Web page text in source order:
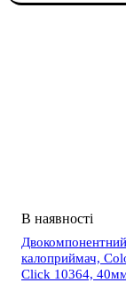
Двокомпонентний
калоприймач,
Click 10364,